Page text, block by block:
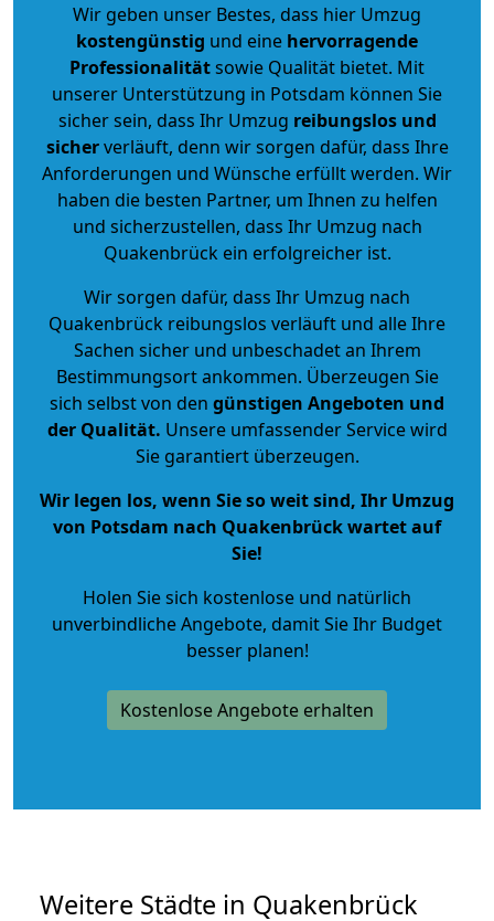
Wir geben unser Bestes, dass hier Umzug
kostengünstig und eine hervorragende
Professionalitätsowie Qualität bietet. Mit
unserer Unterstützung in Potsdam können Sie
sicher sein, dass Ihr Umzug reibungslos und
sicherverläuft, denn wir sorgen dafür, dass Ihre
Anforderungen und Wünsche erfüllt werden. Wir
haben die besten Partner, um Ihnen zu helfen
und sicherzustellen, dass Ihr Umzug nach
Quakenbrück ein erfolgreicher ist.
Wir sorgen dafür, dass Ihr Umzug nach
Quakenbrück reibungslos verläuft und alle Ihre
Sachen sicher und unbeschadet an Ihrem
Bestimmungsort ankommen. Überzeugen Sie
sich selbst von den günstigen Angeboten und
der Qualität. Unsere umfassender Service wird
Sie garantiert überzeugen.
Wir legen los, wenn Sie so weit sind, Ihr Umzug
von Potsdam nach Quakenbrück wartet auf
Sie!
Holen Sie sich kostenlose und natürlich
unverbindliche Angebote, damit Sie Ihr Budget
besser planen!
Kostenlose Angebote erhalten
Weitere Städte in Quakenbrück